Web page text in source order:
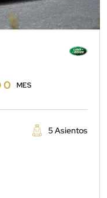
0 MES
5 Asientos